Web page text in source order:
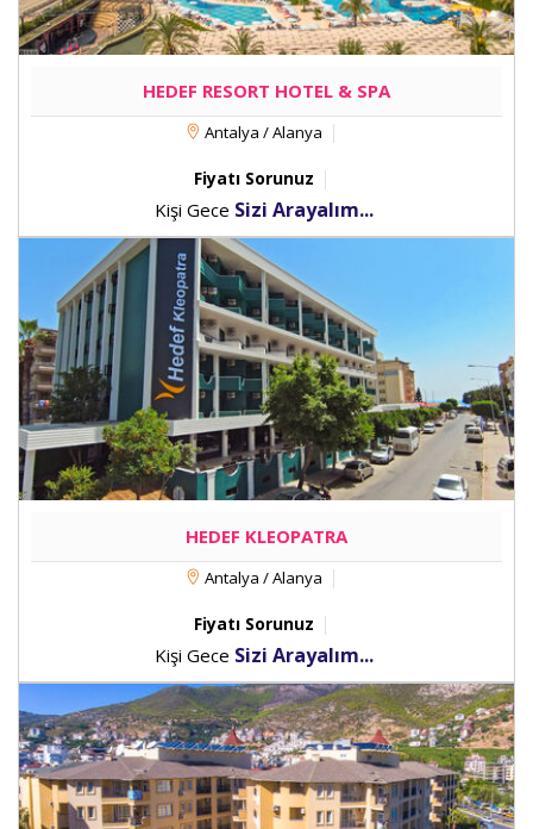
HEDEF RESORT HOTEL & SPA
Antalya / Alanya
Fiyatı Sorunuz
Kişi Gece Sizi Arayalım...
HEDEF KLEOPATRA
Antalya / Alanya
Fiyatı Sorunuz
Kişi Gece Sizi Arayalım...